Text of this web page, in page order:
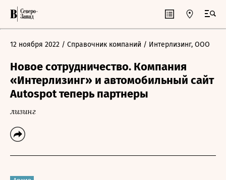
12 ноября 2022 / Справочник компаний / Интерлизинг, ООО
Новое сотрудничество. Компания
«Интерлизинг» и автомобильный сайт
Autospot теперь партнеры
лизинг